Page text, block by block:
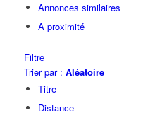
Annonces similaires
A proximité
Filtre
Trier par : Aléatoire
Titre
Distance